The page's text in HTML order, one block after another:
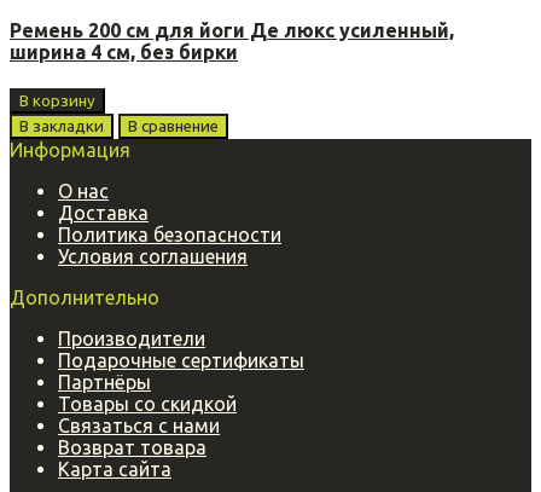
Ремень 200 см для йоги Де люкс усиленный,
ширина 4 см, без бирки
В корзину
В закладки
В сравнение
Информация
О нас
Доставка
Политика безопасности
Условия соглашения
Дополнительно
Производители
Подарочные сертификаты
Партнёры
Товары со скидкой
Связаться с нами
Возврат товара
Карта сайта